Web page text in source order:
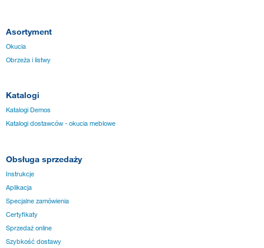
Asortyment
Okucia
Obrzeża i listwy
Katalogi
Katalogi Demos
Katalogi dostawców - okucia meblowe
Obsługa sprzedaży
Instrukcje
Aplikacja
Specjalne zamówienia
Certyfikaty
Sprzedaż online
Szybkość dostawy